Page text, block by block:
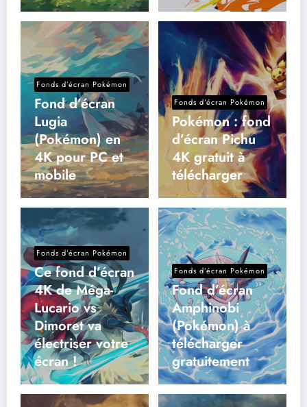
Fonds d’écran Pokémon
Fond d’écran
Lugia
(Pokémon) en
4K pour PC et
mobile
Fonds d’écran Pokémon
Pokémon : fond
d’écran Pichu
4K gratuit à
télécharger
Fonds d’écran Pokémon
Ce fond d’écran
4K de Méga-
Lucario vs
Dimoret va
électriser votre
écran !
Fonds d’écran Pokémon
Fond d’écran
Amphinobi
(Pokémon) à
télécharger
gratuitement